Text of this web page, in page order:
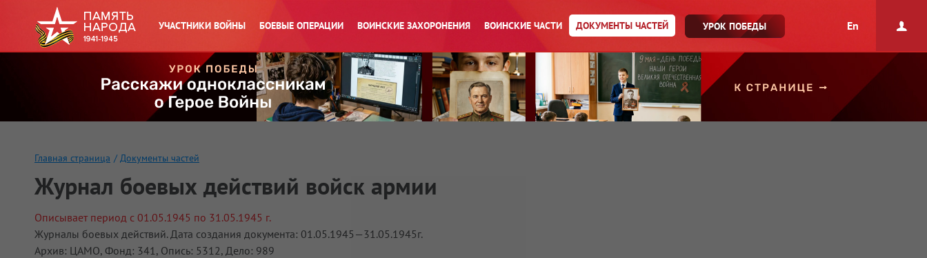
УЧАСТНИКИ ВОЙНЫ БОЕВЫЕ ОПЕРАЦИИ ВОИНСКИЕ ЗАХОРОНЕНИЯ ВОИНСКИЕ ЧАСТИ ДОКУМЕНТЫ ЧАСТЕЙ УРОК ПОБЕДЫ En
Главная страница / Документы частей
Журнал боевых действий войск армии
Описывает период с 01.05.1945 по 31.05.1945 г.
Журналы боевых действий. Дата создания документа: 01.05.1945—31.05.1945г.
Архив: ЦАМО, Фонд: 341, Опись: 5312, Дело: 989